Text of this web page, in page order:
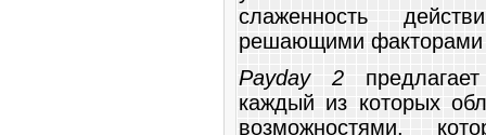
слаженность
решающими факторами
Payday 2
каждый из которых
возможностями,